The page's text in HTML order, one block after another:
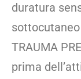
duratura
TRAUMA
prima